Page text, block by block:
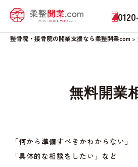
整骨院・接骨院の開業支援なら柔整開業com >
無料開業
「何から準備すべきかわからない」
「具体的な相談をしたい」など